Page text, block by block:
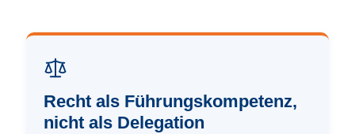
Recht als Führungs­kompetenz,
nicht als Delegation